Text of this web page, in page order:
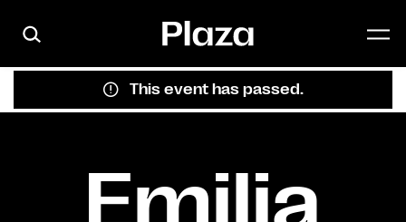
This event has passed.
Emilia